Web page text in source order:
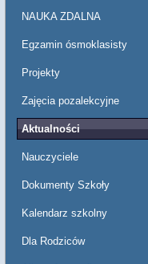
NAUKA ZDALNA
Egzamin ósmoklasisty
Projekty
Zajęcia pozalekcyjne
Aktualności
Nauczyciele
Dokumenty Szkoły
Kalendarz szkolny
Dla Rodziców